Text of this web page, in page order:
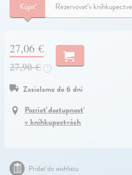
Kúpiť Rezervovať v kníhkupectve
27,06 €
27,90 € ?
Zasielame do 6 dní
Pozrieť dostupnosť
v kníhkupectvách
Pridať do wishlistu